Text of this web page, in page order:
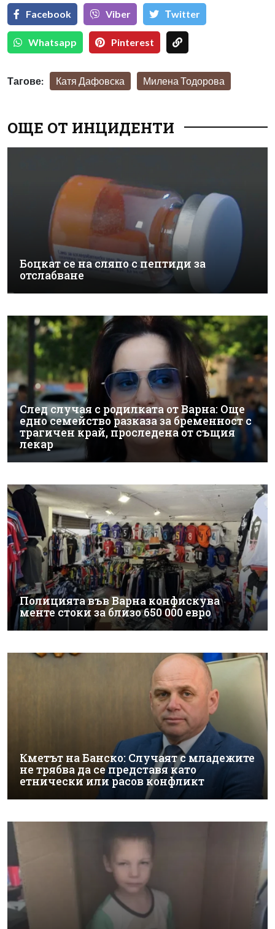
Facebook Viber Тwitter
Whatsapp Pinterest
Тагове: Катя Дафовска Милена Тодорова
ОЩЕ ОТ ИНЦИДЕНТИ
Боцкат се на сляпо с пептиди за
отслабване
След случая с родилката от Варна: Още
едно семейство разказа за бременност с
трагичен край, проследена от същия
лекар
Полицията във Варна конфискува
менте стоки за близо 650 000 евро
Кметът на Банско: Случаят с младежите
не трябва да се представя като
етнически или расов конфликт